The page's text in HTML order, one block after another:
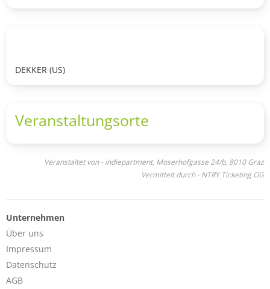
DEKKER (US)
Veranstaltungsorte
Veranstaltet von - indiepartment, Moserhofgasse 24/b, 8010 Graz
Vermittelt durch - NTRY Ticketing OG
Unternehmen
Über uns
Impressum
Datenschutz
AGB